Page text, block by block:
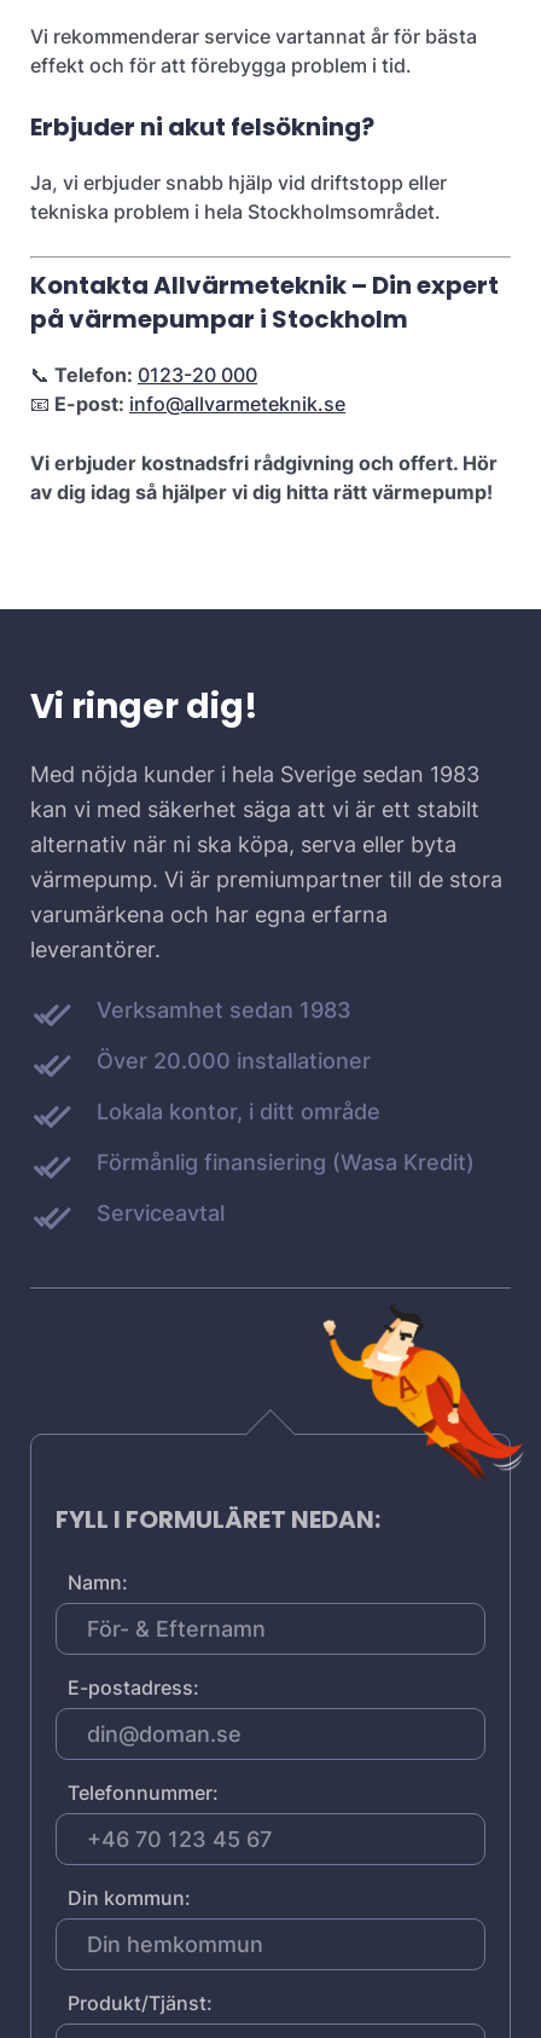
Vi rekommenderar service vartannat år för bästa
effekt och för att förebygga problem i tid.​
Erbjuder ni akut felsökning?
Ja, vi erbjuder snabb hjälp vid driftstopp eller
tekniska problem i hela Stockholmsområdet.​
Kontakta Allvärmeteknik – Din expert
på värmepumpar i Stockholm
📞 Telefon: 0123-20 000
📧 E-post: info@allvarmeteknik.se
Vi erbjuder kostnadsfri rådgivning och offert. Hör
av dig idag så hjälper vi dig hitta rätt värmepump!​
Vi ringer dig!
Med nöjda kunder i hela Sverige sedan 1983
kan vi med säkerhet säga att vi är ett stabilt
alternativ när ni ska köpa, serva eller byta
värmepump. Vi är premiumpartner till de stora
varumärkena och har egna erfarna
leverantörer.
Verksamhet sedan 1983
Över 20.000 installationer
Lokala kontor, i ditt område
Förmånlig finansiering (Wasa Kredit)
Serviceavtal
FYLL I FORMULÄRET NEDAN:
Namn:
E-postadress:
Telefonnummer:
Din kommun:
Produkt/Tjänst: